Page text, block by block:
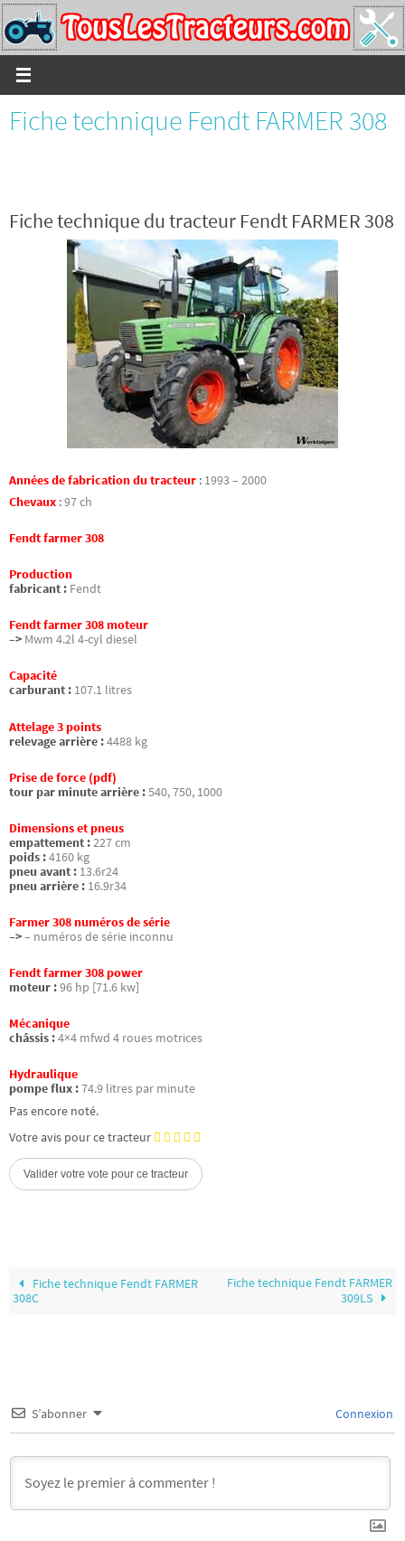
Passer
vers
le
contenu
Fiche technique Fendt FARMER 308
Fiche technique du tracteur Fendt FARMER 308
Années de fabrication du tracteur : 1993 – 2000
Chevaux :97 ch
Fendt farmer 308
Production
fabricant : Fendt
Fendt farmer 308 moteur
–> Mwm 4.2l 4-cyl diesel
Capacité
carburant : 107.1 litres
Attelage 3 points
relevage arrière :4488 kg
Prise de force (pdf)
tour par minute arrière :540, 750, 1000
Dimensions et pneus
empattement :227 cm
poids :4160 kg
pneu avant : 13.6r24
pneu arrière : 16.9r34
Farmer 308 numéros de série
–>– numéros de série inconnu
Fendt farmer 308 power
moteur :96 hp [71.6 kw]
Mécanique
châssis :4×4 mfwd 4 roues motrices
Hydraulique
pompe flux :74.9 litres par minute
Pas encore noté.
Votre avis pour ce tracteur
Fiche technique Fendt FARMER
308C
Fiche technique Fendt FARMER
309LS
S’abonner Connexion